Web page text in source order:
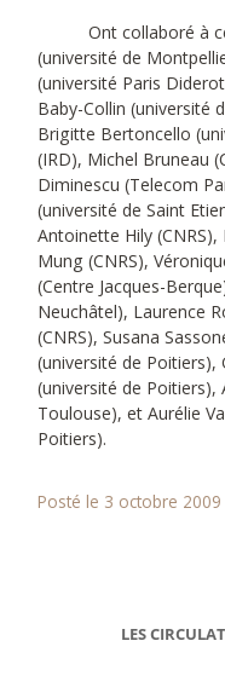
Ont collaboré à
(université de
(université Paris
Baby-Collin (université
Brigitte Bertoncello
(IRD), Michel Bruneau
Diminescu (Telecom
(université de Saint
Antoinette Hily
Mung (CNRS),
(Centre Jacques-
Neuchâtel), Laurence
(CNRS), Susana
(université de Poitiers),
(université de Poitiers),
Toulouse), et Aurélie
Poitiers).
Posté le 3 octobre 2009
LES